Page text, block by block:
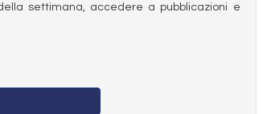
settimana, accedere a pubblicazioni e